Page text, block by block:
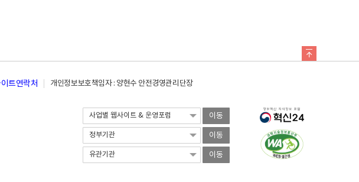
트연락처 개인정보보호책임자 : 양현수 안전경영관리단장
이동
이동
이동